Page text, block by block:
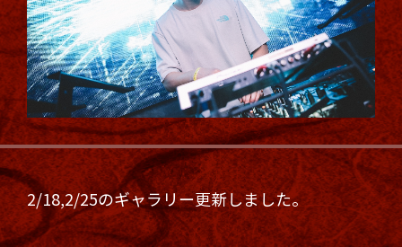
2/18,2/25のギャラリー更新しました。